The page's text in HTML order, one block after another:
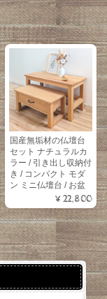
国産無垢材の仏壇台
セット ナチュラルカ
ラー / 引き出し収納付
き / コンパクト モダ
ン ミニ仏壇台 / お盆
¥22,800